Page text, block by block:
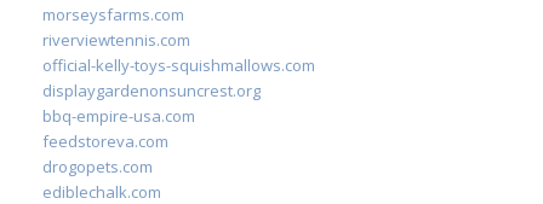
morseysfarms.com
riverviewtennis.com
official-kelly-toys-squishmallows.com
displaygardenonsuncrest.org
bbq-empire-usa.com
feedstoreva.com
drogopets.com
ediblechalk.com